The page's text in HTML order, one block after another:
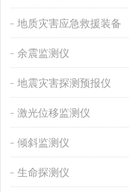
地质灾害应急救援装备
余震监测仪
地震灾害探测预报仪
激光位移监测仪
倾斜监测仪
生命探测仪